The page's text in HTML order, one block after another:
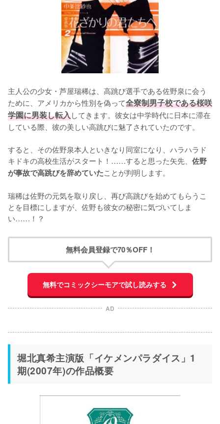
主人公の少女・芦屋瑞稀は、高跳び選手である佐野泉に会う
ために、アメリカから性別を偽って全寮制男子校である桜咲
学園に男装し転入してきます。彼女は中学時代に日本に滞在
している際、彼の美しい高跳びに魅了されていたのです。
すると、その佐野泉本人といきなり同室になり、ハラハラド
キドキの高校生活がスタート！……すると思った矢先、 佐野
が事故で高跳びを辞めていたことが判明します。
瑞稀は佐野の元気を取り戻し、再び高跳びを始めてもらうこ
とを目標にしますが、佐野も彼女の秘密に気づいてしま
い……！？
無料会員登録で70％OFF！
無料でコミックシーモアで試し読みする
AD
堀北真希主演版「イケメンパラダイス」1
期(2007年)の作品概要